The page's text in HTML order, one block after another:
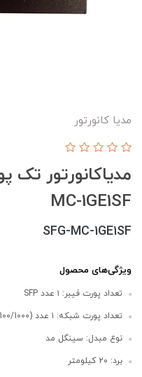
مدیا کانورتور
MC-1GE1SF
SFG-MC-1GE1SF
ویژگی‌های محصول
تعداد پورت فیبر: ۱ عدد SFP
تعداد پورت شبکه: ۱ عدد (10/100/1000) RJ45
نوع مبدل: سینگل مد
برد: ۲۰ کیلومتر